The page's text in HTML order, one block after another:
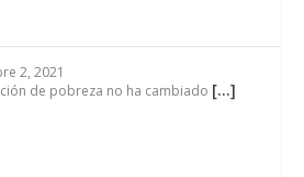
2, 2021
de pobreza no ha cambiado […]